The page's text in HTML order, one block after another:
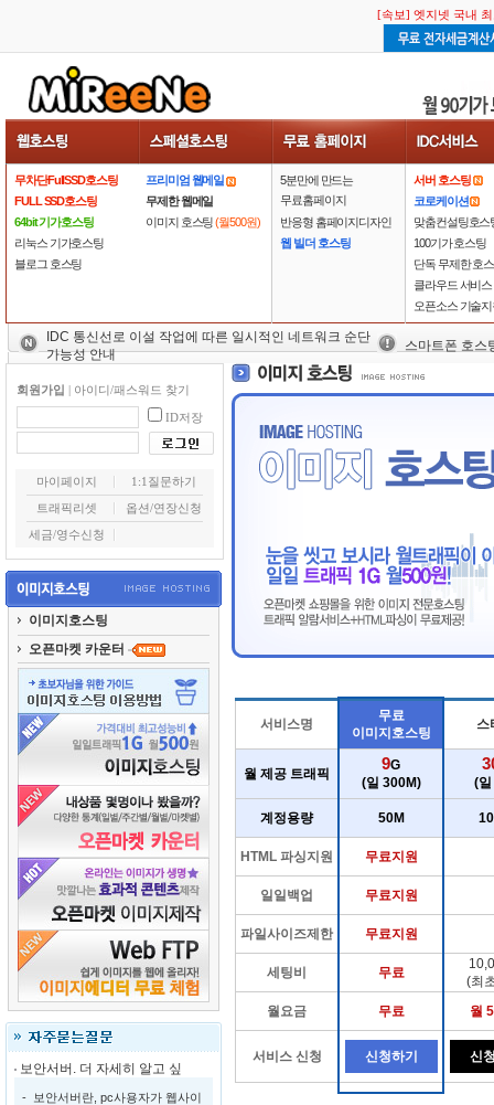
[속보] 엣지넷 국내
무차단FullSSD호스팅
FULL SSD호스팅
64bit 기가호스팅
리눅스 기가호스팅
블로그 호스팅
프리미엄 웹메일
무제한 웹메일
이미지 호스팅(월500원)
5분만에 만드는
무료홈페이지
반응형 홈페이지디자인
웹 빌더 호스팅
서버 호스팅
코로케이션
맞춤컨설팅호스
100기가 호스팅
단독 무제한 호
클라우드 서비스
오픈소스 기술
IDC 통신선로 이설 작업에 따른 일시적인 네트워크 순단
가능성 안내
스마트폰 호스
회원가입 | 아이디/패스워드 찾기
ID저장
마이페이지
1:1질문하기
트래픽리셋
옵션/연장신청
세금/영수신청
이미지호스팅
오픈마켓 카운터
보안서버. 더 자세히 알고 싶
- 보안서버란, pc사용자가 웹사이
서비스명
무료
이미지호스팅
스
월 제공 트래픽
9G
(일 300M)
(
계정용량 50M
HTML 파싱지원 무료지원
일일백업 무료지원
파일사이즈제한 무료지원
세팅비 무료
(최
월요금
무료 월
서비스 신청 신청하기 신